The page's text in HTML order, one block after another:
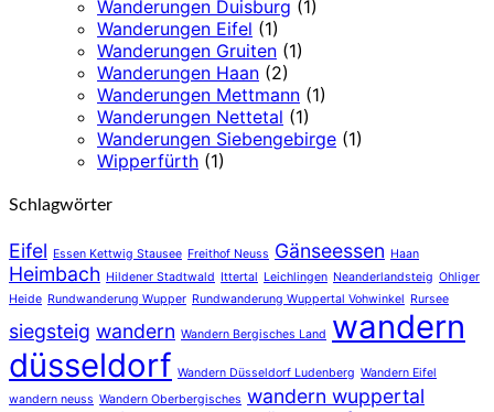
Wanderungen Duisburg (1)
Wanderungen Eifel (1)
Wanderungen Gruiten (1)
Wanderungen Haan (2)
Wanderungen Mettmann (1)
Wanderungen Nettetal (1)
Wanderungen Siebengebirge (1)
Wipperfürth (1)
Schlagwörter
Eifel Essen Kettwig Stausee Freithof Neuss Gänseessen Haan
Heimbach Hildener Stadtwald Ittertal Leichlingen Neanderlandsteig Ohliger
Heide Rundwanderung Wupper Rundwanderung Wuppertal Vohwinkel Rursee
siegsteig wandern Wandern Bergisches Land wandern
düsseldorf Wandern Düsseldorf Ludenberg Wandern Eifel
wandern neuss Wandern Oberbergisches wandern wuppertal